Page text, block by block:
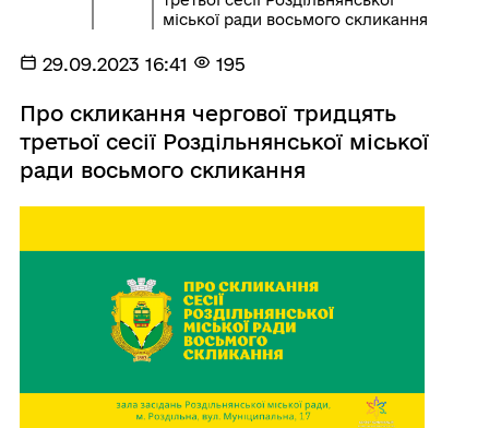
міської ради восьмого скликання
29.09.2023 16:41 195
Про скликання чергової тридцять
третьої сесії Роздільнянської міської
ради восьмого скликання